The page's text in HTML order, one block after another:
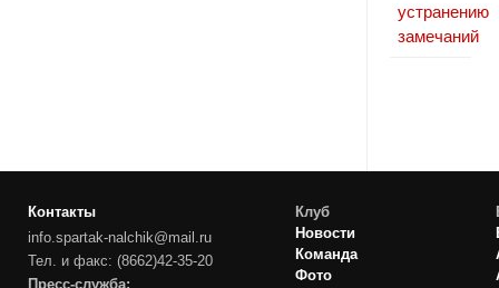
устранению
замечаний
Контакты
info.spartak-nalchik@mail.ru
Тел. и факс: (8662)42-35-20
Пресс-служба:
Клуб
Новости
Команда
Фото